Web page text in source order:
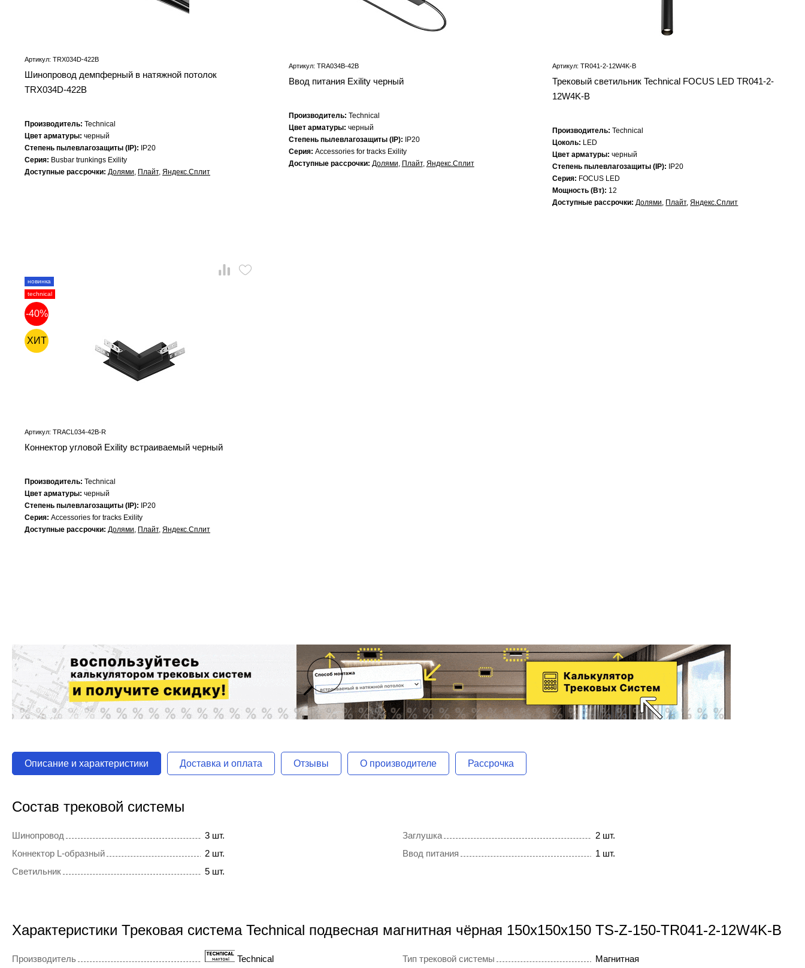
Артикул: TRX034D-422B
Шинопровод демпферный в натяжной потолок
TRX034D-422B
Производитель: Technical
Цвет арматуры: черный
Степень пылевлагозащиты (IP):
IP20
Серия: Busbar trunkings Exility
Доступные рассрочки: Долями, Плайт, Яндекс.Сплит
Артикул: TRA034B-42B
Ввод питания Exility черный
Производитель: Technical
Цвет арматуры: черный
Степень пылевлагозащиты (IP):
IP20
Серия: Accessories for tracks Exility
Доступные рассрочки: Долями, Плайт, Яндекс.Сплит
Артикул: TR041-2-12W4K-B
Трековый светильник Technical FOCUS LED TR041-2-
12W4K-B
Производитель:Technical
Цоколь: LED
Цвет арматуры:черный
Степень пылевлагозащиты (IP):
IP20
Серия: FOCUS LED
Мощность (Вт): 12
Доступные рассрочки:Долями, Плайт,Яндекс.Сплит
новинка
technical
-40%
ХИТ
Артикул: TRACL034-42B-R
Коннектор угловой Exility встраиваемый черный
Производитель: Technical
Цвет арматуры: черный
Степень пылевлагозащиты (IP):
IP20
Серия: Accessories for tracks Exility
Доступные рассрочки: Долями, Плайт, Яндекс.Сплит
Описание и характеристики Доставка и оплата Отзывы О производителе Рассрочка
Состав трековой системы
Шинопровод 3 шт. Заглушка
2 шт.
Коннектор L-образный
2 шт. Ввод питания
1 шт.
Светильник
5 шт.
Характеристики Трековая система Technical подвесная магнитная чёрная 150x150x150 TS-Z-150-TR041-2-12W4K-B
Производитель Technical Тип трековой системы
Магнитная